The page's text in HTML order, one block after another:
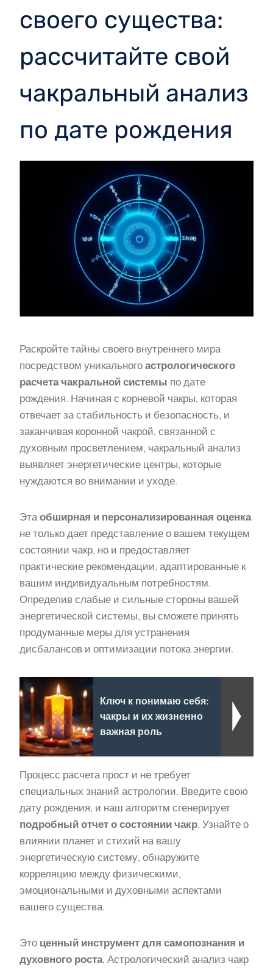
своего существа:
рассчитайте свой
чакральный анализ
по дате рождения
Раскройте тайны своего внутреннего мира
посредством уникального астрологического
расчета чакральной системы по дате
рождения. Начиная с корневой чакры, которая
отвечает за стабильность и безопасность, и
заканчивая коронной чакрой, связанной с
духовным просветлением, чакральный анализ
выявляет энергетические центры, которые
нуждаются во внимании и уходе.
Этаобширная и персонализированная оценка
не только дает представление о вашем текущем
состоянии чакр, но и предоставляет
практические рекомендации, адаптированные к
вашим индивидуальным потребностям.
Определив слабые и сильные стороны вашей
энергетической системы, вы сможете принять
продуманные меры для устранения
дисбалансов и оптимизации потока энергии.
Ключ к понимаю себя:
чакры и их жизненно
важная роль
Процесс расчета прост и не требует
специальных знаний астрологии. Введите свою
дату рождения, и наш алгоритм сгенерирует
подробный отчет о состоянии чакр. Узнайте о
влиянии планет и стихий на вашу
энергетическую систему, обнаружите
корреляцию между физическими,
эмоциональными и духовными аспектами
вашего существа.
Это ценный инструмент для самопознания и
духовного роста. Астрологический анализ чакр